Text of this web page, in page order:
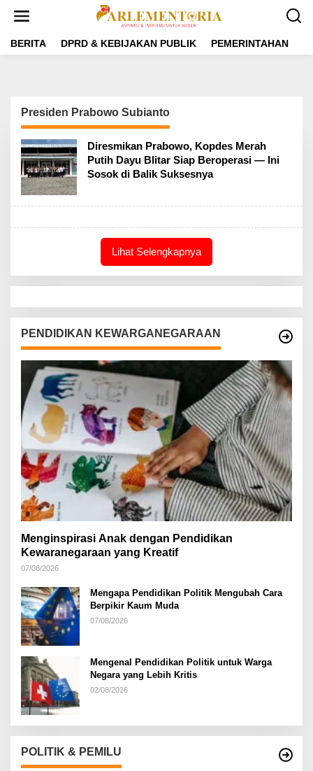
t
BERITA DPRD & KEBIJAKAN PUBLIK PEMERINTAHAN
Presiden Prabowo Subianto
Diresmikan Prabowo, Kopdes Merah
Putih Dayu Blitar Siap Beroperasi — Ini
Sosok di Balik Suksesnya
Lihat Selengkapnya
PENDIDIKAN KEWARGANEGARAAN
Menginspirasi Anak dengan Pendidikan
Kewaranegaraan yang Kreatif
07/08/2026
Mengapa Pendidikan Politik Mengubah Cara
Berpikir Kaum Muda
07/08/2026
Mengenal Pendidikan Politik untuk Warga
Negara yang Lebih Kritis
02/08/2026
POLITIK & PEMILU